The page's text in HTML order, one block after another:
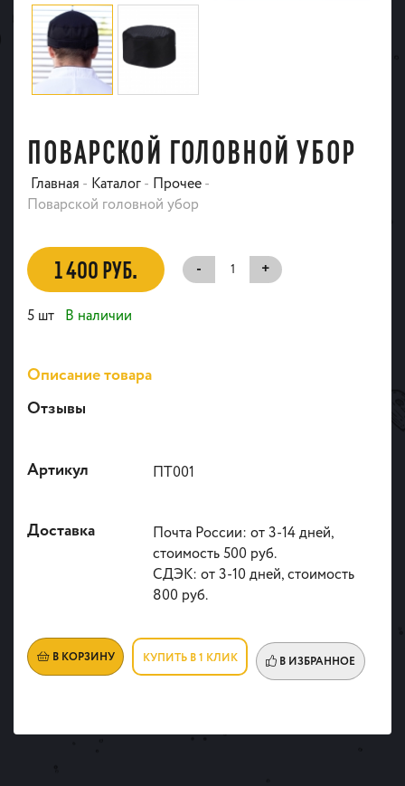
ПОВАРСКОЙ ГОЛОВНОЙ УБОР
Главная - Каталог- Прочее-
Поварской головной убор
1 400 РУБ. - +
5 шт В наличии
Описание товара
Отзывы
Артикул ПТ001
Доставка
Почта России: от 3-14 дней,
стоимость 500 руб.
СДЭК: от 3-10 дней, стоимость
800 руб.
В КОРЗИНУ КУПИТЬ В 1 КЛИК В ИЗБРАННОЕ